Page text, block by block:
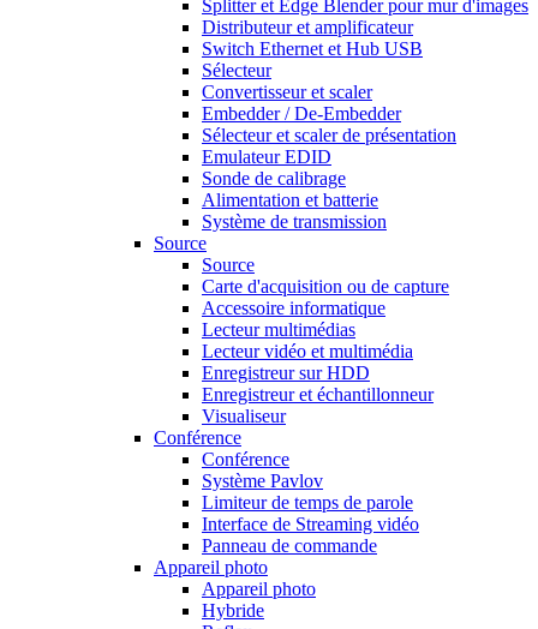
Splitter et Edge Blender pour mur d'images
Distributeur et amplificateur
Switch Ethernet et Hub USB
Sélecteur
Convertisseur et scaler
Embedder / De-Embedder
Sélecteur et scaler de présentation
Emulateur EDID
Sonde de calibrage
Alimentation et batterie
Système de transmission
Source
Source
Carte d'acquisition ou de capture
Accessoire informatique
Lecteur multimédias
Lecteur vidéo et multimédia
Enregistreur sur HDD
Enregistreur et échantillonneur
Visualiseur
Conférence
Conférence
Système Pavlov
Limiteur de temps de parole
Interface de Streaming vidéo
Panneau de commande
Appareil photo
Appareil photo
Hybride